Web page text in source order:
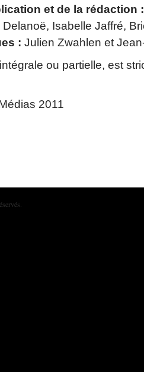
et de la rédaction :
Delanoë, Isabelle Jaffré,
: Julien Zwahlen et
ou partielle, est
2011